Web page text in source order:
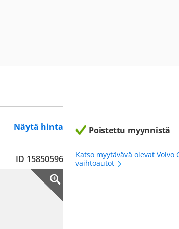
Näytä hinta
ID 15850596
Poistettu myynnistä
Katso myytävävä olevat Volvo
vaihtoautot